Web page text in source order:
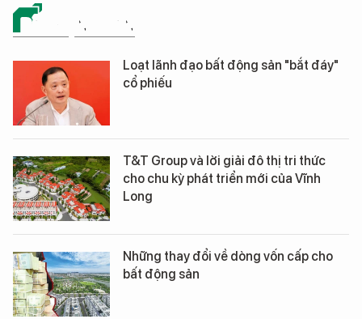
BẤT ĐỘNG SẢN
Loạt lãnh đạo bất động sản "bắt đáy"
cổ phiếu
T&T Group và lời giải đô thị tri thức
cho chu kỳ phát triển mới của Vĩnh
Long
Những thay đổi về dòng vốn cấp cho
bất động sản